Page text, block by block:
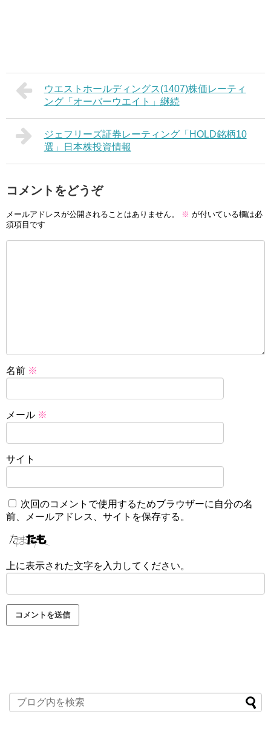
ウエストホールディングス(1407)株価レーティ
ング「オーバーウエイト」継続
ジェフリーズ証券レーティング「HOLD銘柄10
選」日本株投資情報
コメントをどうぞ
メールアドレスが公開されることはありません。 ※ が付いている欄は必
須項目です
名前 ※
メール ※
サイト
次回のコメントで使用するためブラウザーに自分の名
前、メールアドレス、サイトを保存する。
上に表示された文字を入力してください。